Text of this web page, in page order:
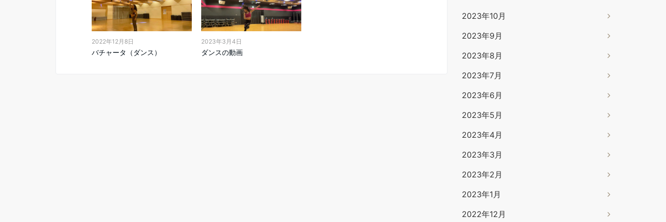
2022年12月8日
バチャータ（ダンス）
2023年3月4日
ダンスの動画
2023年10月
2023年9月
2023年8月
2023年7月
2023年6月
2023年5月
2023年4月
2023年3月
2023年2月
2023年1月
2022年12月